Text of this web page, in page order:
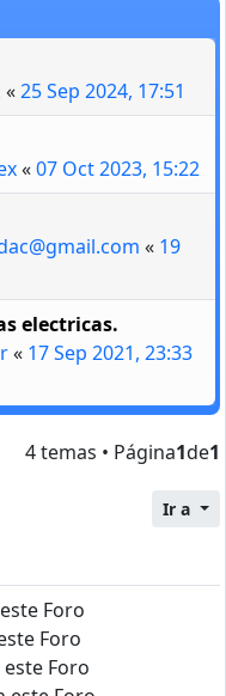
«25 Sep 2024, 17:51
«07 Oct 2023, 15:22
« 19
electricas.
« 17 Sep 2021, 23:33
4 temas • Página1de1
Ir a
Foro
Foro
Foro